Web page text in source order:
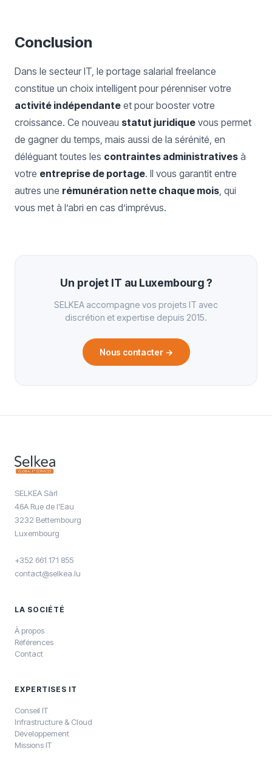
Conclusion
Dans le secteur IT, le portage salarial freelance
constitue un choix intelligent pour pérenniser votre
activité indépendante et pour booster votre
croissance. Ce nouveau statut juridique vous permet
de gagner du temps, mais aussi de la sérénité, en
déléguant toutes les contraintes administratives à
votre entreprise de portage. Il vous garantit entre
autres une rémunération nette chaque mois, qui
vous met à l’abri en cas d’imprévus.
Un projet IT au Luxembourg ?
SELKEA accompagne vos projets IT avec
discrétion et expertise depuis 2015.
Nous contacter→
SELKEA Sàrl
46A Rue de l'Eau
3232 Bettembourg
Luxembourg
+352 661 171 855
contact@selkea.lu
LA SOCIÉTÉ
À propos
Références
Contact
EXPERTISES IT
Conseil IT
Infrastructure & Cloud
Développement
Missions IT